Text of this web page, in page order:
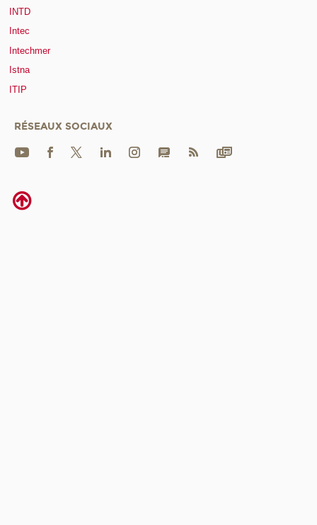
INTD
Intec
Intechmer
Istna
ITIP
RÉSEAUX SOCIAUX